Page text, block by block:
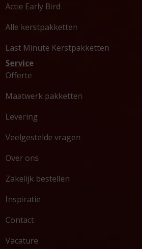
Actie Early Bird
Alle kerstpakketten
Last Minute Kerstpakketten
Service
Offerte
Maatwerk pakketten
Levering
Veelgestelde vragen
Over ons
Zakelijk bestellen
Inspiratie
Contact
Vacature